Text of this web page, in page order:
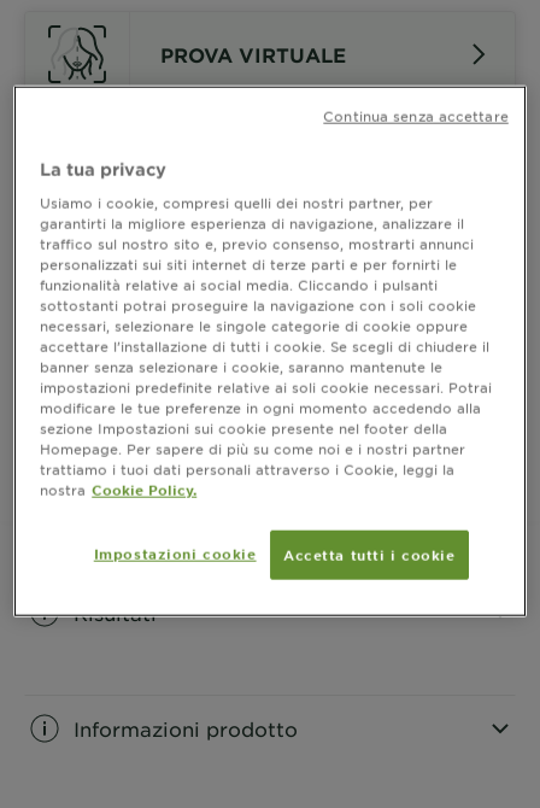
PROVA VIRTUALE
5.5 - Mogano
Colorazione permanente senza ammoniaca per una
fragranza delicata
FORMATO 1 KIT
ACQUISTA ORA
Dove acquistare
Risultati
Informazioni prodotto
La tua privacy
Usiamo i cookie, compresi quelli dei nostri partner, per
garantirti la migliore esperienza di navigazione, analizzare il
traffico sul nostro sito e, previo consenso, mostrarti annunci
personalizzati sui siti internet di terze parti e per fornirti le
funzionalità relative ai social media. Cliccando i pulsanti
sottostanti potrai proseguire la navigazione con i soli cookie
necessari, selezionare le singole categorie di cookie oppure
accettare l’installazione di tutti i cookie. Se scegli di chiudere il
banner senza selezionare i cookie, saranno mantenute le
impostazioni predefinite relative ai soli cookie necessari. Potrai
modificare le tue preferenze in ogni momento accedendo alla
sezione Impostazioni sui cookie presente nel footer della
Homepage. Per sapere di più su come noi e i nostri partner
trattiamo i tuoi dati personali attraverso i Cookie, leggi la
nostra Cookie Policy.
Impostazioni cookie Accetta tutti i cookie
Continua senza accettare